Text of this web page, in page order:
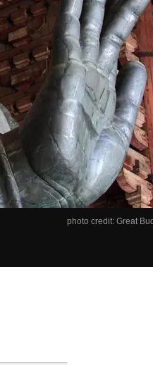
photo credit: Great